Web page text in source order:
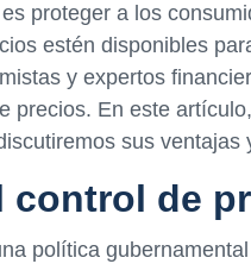
proteger a los
estén disponibles
y expertos
precios. En este
sus ventajas
control de
política